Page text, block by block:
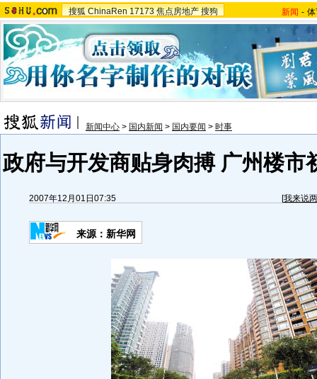
搜狐 ChinaRen 17173 焦点房地产 搜狗 新闻 -
新闻中心 > 国内新闻 > 国内要闻 > 时事
政府与开发商贴身肉搏 广州楼市
2007年12月01日07:35 [我来说
来源：新华网